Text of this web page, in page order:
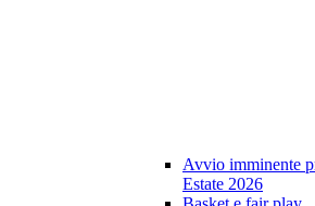
Avvio imminente
Estate 2026